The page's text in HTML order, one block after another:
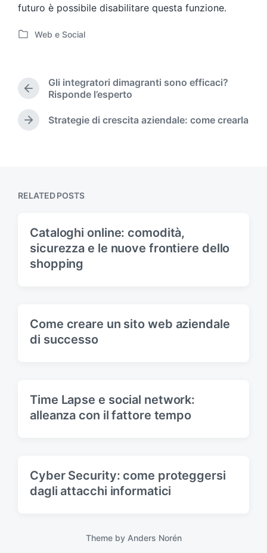
futuro è possibile disabilitare questa funzione.
P
e
i
n
Web e Social
P
e
v
o
:
Gli integratori dimagranti sono efficaci?
Risponde l’esperto
N
s
Strategie di crescita aziendale: come crearla
RELATED POSTS
Cataloghi online: comodità,
sicurezza e le nuove frontiere dello
shopping
Come creare un sito web aziendale
di successo
Time Lapse e social network:
alleanza con il fattore tempo
Cyber Security: come proteggersi
dagli attacchi informatici
Theme by Anders Norén